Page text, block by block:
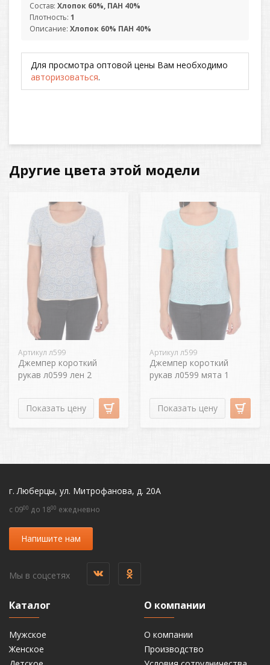
Состав: Хлопок 60%, ПАН 40%
Плотность: 1
Описание: Хлопок 60% ПАН 40%
Для просмотра оптовой цены Вам необходимо
авторизоваться.
Другие цвета этой модели
Артикул л599
Джемпер короткий
рукав л0599 лен 2
Показать цену
Артикул л599
Джемпер короткий
рукав л0599 мята 1
Показать цену
г. Люберцы, ул. Митрофанова, д. 20А
c 0900 до 1800 ежедневно
Напишите нам
Мы в соцсетях
Каталог
Мужское
Женское
О компании
О компании
Производство